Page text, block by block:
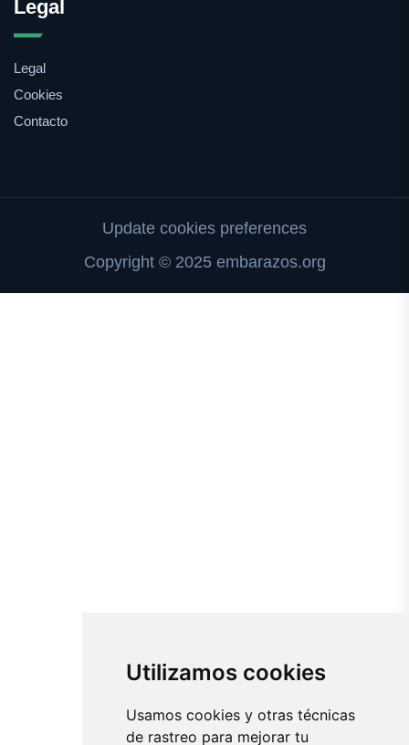
Utilizamos cookies
Usamos cookies y otras técnicas
de rastreo para mejorar tu
Legal
Legal
Cookies
Contacto
Update cookies preferences
Copyright © 2025 embarazos.org